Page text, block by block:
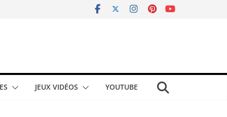
JEUX VIDÉOS YOUTUBE